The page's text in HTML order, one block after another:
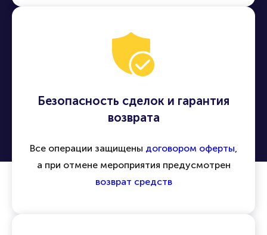
Безопасность сделок и гарантия
возврата
Все операции защищены договором оферты,
а при отмене мероприятия предусмотрен
возврат средств